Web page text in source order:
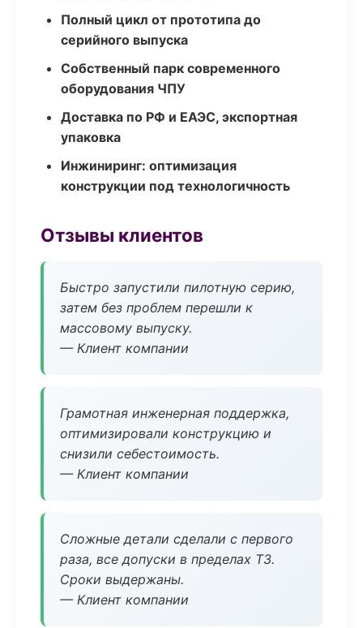
Полный цикл от прототипа до
серийного выпуска
Собственный парк современного
оборудования ЧПУ
Доставка по РФ и ЕАЭС, экспортная
упаковка
Инжиниринг: оптимизация
конструкции под технологичность
Отзывы клиентов
Быстро запустили пилотную серию,
затем без проблем перешли к
массовому выпуску.
— Клиент компании
Грамотная инженерная поддержка,
оптимизировали конструкцию и
снизили себестоимость.
— Клиент компании
Сложные детали сделали с первого
раза, все допуски в пределах ТЗ.
Сроки выдержаны.
— Клиент компании